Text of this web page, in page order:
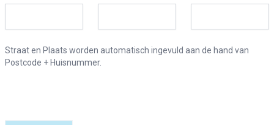
Straat en Plaats worden automatisch ingevuld aan de hand van
Postcode + Huisnummer.